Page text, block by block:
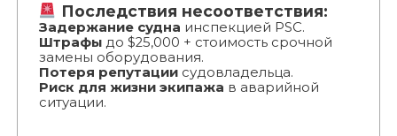
Последствия несоответствия:
Задержание судна инспекцией PSC.
Штрафыдо $25,000 + стоимость срочной
замены оборудования.
Потеря репутациисудовладельца.
Риск для жизни экипажа в аварийной
ситуации.